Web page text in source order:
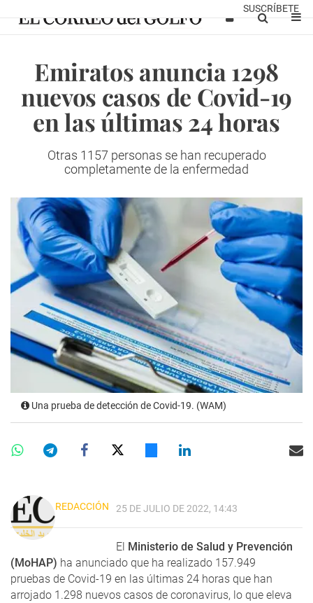
SUSCRÍBETE
Emiratos anuncia 1298
nuevos casos de Covid-19
en las últimas 24 horas
Otras 1157 personas se han recuperado
completamente de la enfermedad
Una prueba de detección de Covid-19. (WAM)
REDACCIÓN 25 DE JULIO DE 2022, 14:43
El Ministerio de Salud y Prevención
(MoHAP) ha anunciado que ha realizado 157.949
pruebas de Covid-19 en las últimas 24 horas que han
arrojado 1.298 nuevos casos de coronavirus, lo que eleva